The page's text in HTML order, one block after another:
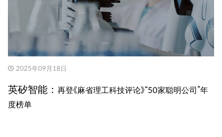
2025年09月18日
英矽智能： 再登《麻省理工科技评论》“50家聪明公司”年
度榜单